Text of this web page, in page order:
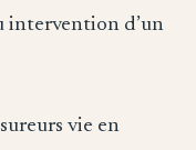
intervention d’un
vie en